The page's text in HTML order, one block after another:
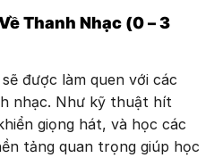
Thanh Nhạc (0 – 3
được làm quen với các
nhạc. Như kỹ thuật hít
giọng hát, và học các
tảng quan trọng giúp học